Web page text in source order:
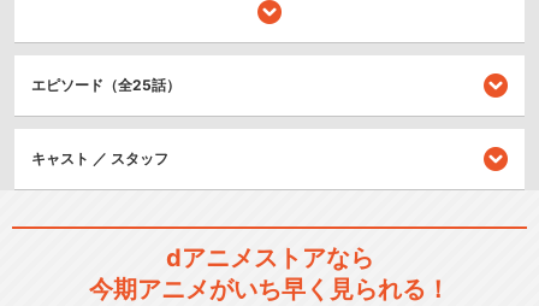
た……。そんな中、竜児は亜美から、実乃梨を呼びに行った大河がそのま
りも、みんなのためにパーティーを盛り上げ、さらに竜児のために実乃
梨を呼びに行った大河。そんな彼女が家にひとりぼっちじゃ笑顔になれ
る訳がない! そう思った竜児は会場を飛び出し、彼女のもとに急行する!!
恋愛/ラブコメ
ドラマ/青春
エピソード（全25話）
キャスト ／ スタッフ
dアニメストアなら
今期アニメがいち早く見られる！